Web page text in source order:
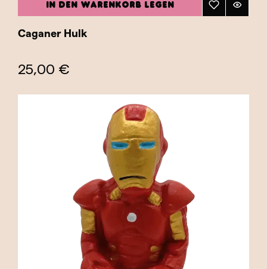
IN DEN WARENKORB LEGEN
Caganer Hulk
25,00 €